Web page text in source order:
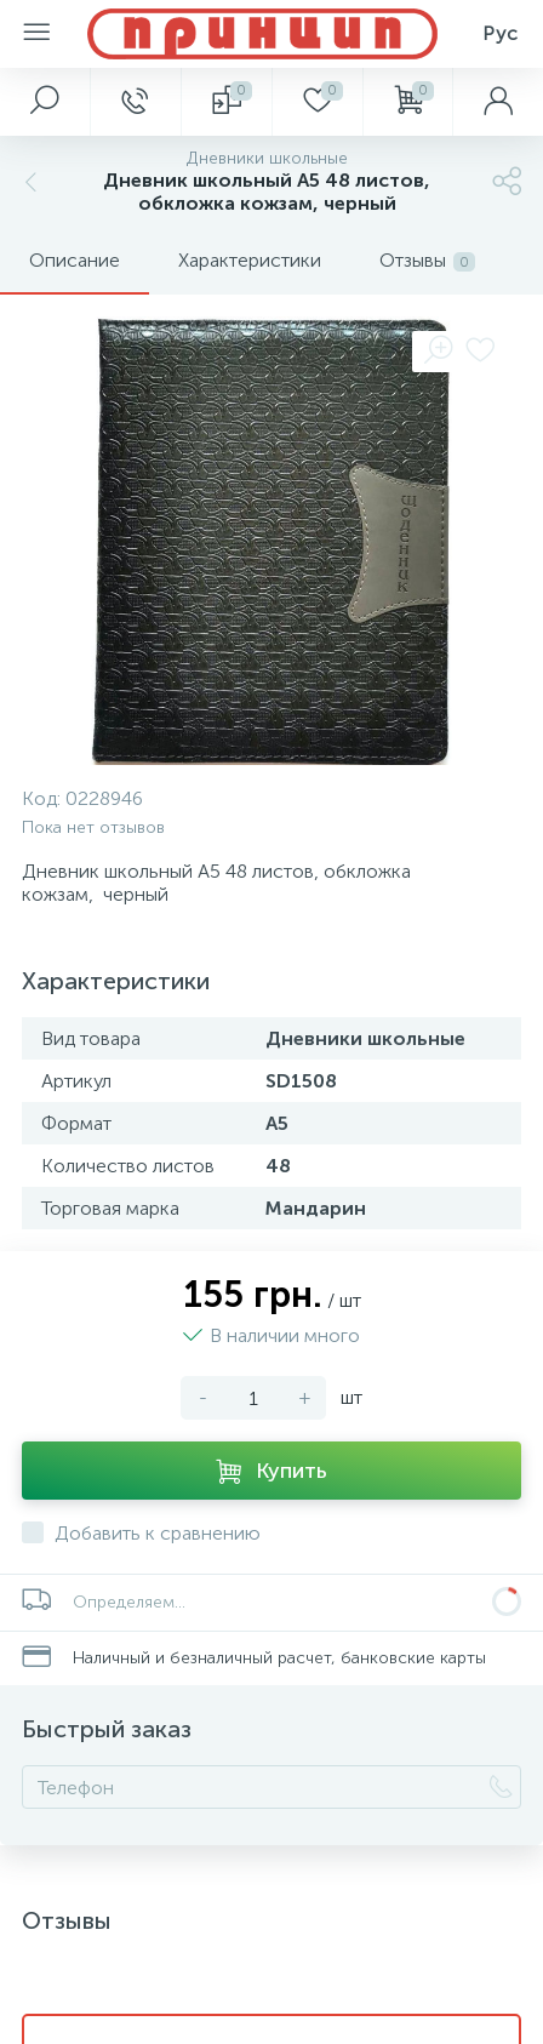
Рус
0 0 0
Дневники школьные
Дневник школьный А5 48 листов,
обкложка кожзам, черный
Описание Характеристики Отзывы 0
Код: 0228946
Пока нет отзывов
Дневник школьный А5 48 листов, обкложка
кожзам, черный
Характеристики
Вид товара
Дневники школьные
Артикул
SD1508
Формат
А5
Количество листов
48
Торговая марка
Мандарин
155 грн. / шт
В наличии много
- + шт
Купить
Добавить к сравнению
Определяем...
Наличный и безналичный расчет, банковские карты
Быстрый заказ
Отзывы